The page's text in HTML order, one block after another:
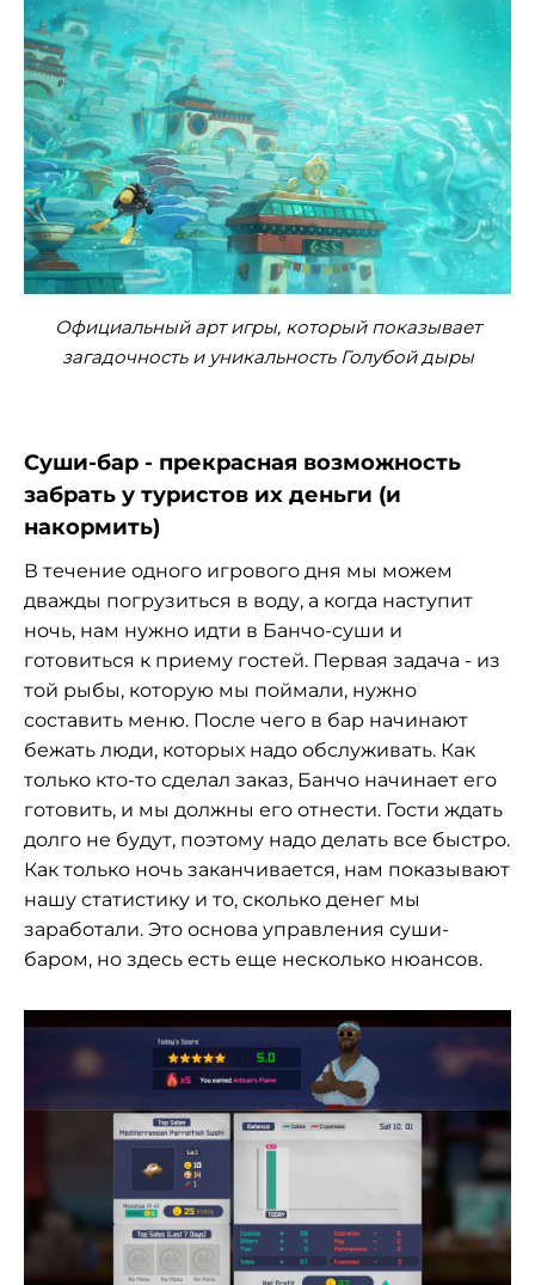
Официальный арт игры, который показывает
загадочность и уникальность Голубой дыры
Суши-бар - прекрасная возможность
забрать у туристов их деньги (и
накормить)
В течение одного игрового дня мы можем
дважды погрузиться в воду, а когда наступит
ночь, нам нужно идти в Банчо-суши и
готовиться к приему гостей. Первая задача - из
той рыбы, которую мы поймали, нужно
составить меню. После чего в бар начинают
бежать люди, которых надо обслуживать. Как
только кто-то сделал заказ, Банчо начинает его
готовить, и мы должны его отнести. Гости ждать
долго не будут, поэтому надо делать все быстро.
Как только ночь заканчивается, нам показывают
нашу статистику и то, сколько денег мы
заработали. Это основа управления суши-
баром, но здесь есть еще несколько нюансов.